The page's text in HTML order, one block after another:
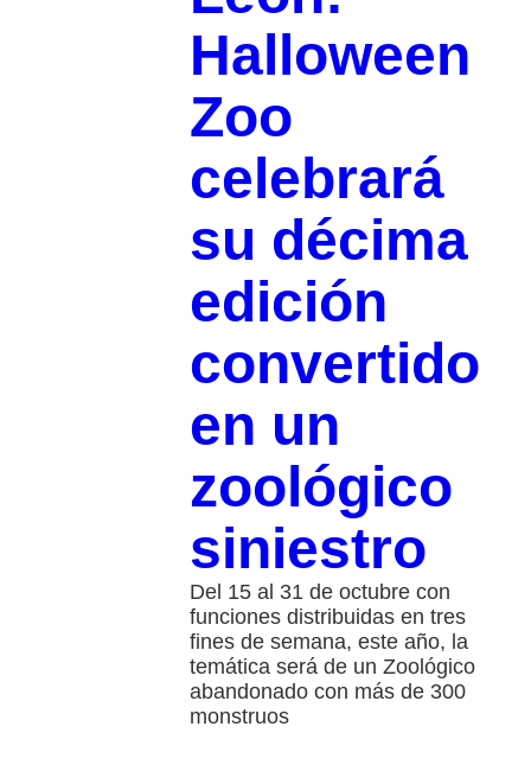
Halloween
Zoo
celebrará
su décima
edición
convertido
en un
zoológico
siniestro
Del 15 al 31 de octubre con
funciones distribuidas en tres
fines de semana, este año, la
temática será de un Zoológico
abandonado con más de 300
monstruos